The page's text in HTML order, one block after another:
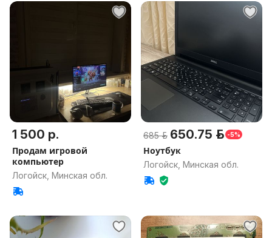
1 500 р.
Продам игровой
компьютер
Логойск, Минская обл.
685 р. 650.75 р. -5%
Ноутбук
Логойск, Минская обл.